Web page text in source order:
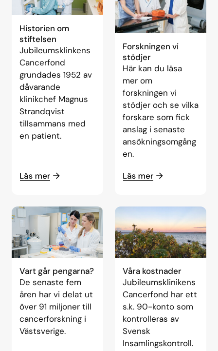
Historien om
stiftelsen
Jubileumsklinkens
Cancerfond
grundades 1952 av
dåvarande
klinikchef Magnus
Strandqvist
tillsammans med
en patient.
Forskningen vi
stödjer
Här kan du läsa
mer om
forskningen vi
stödjer och se vilka
forskare som fick
anslag i senaste
ansökningsomgång
en.
Vart går pengarna?
De senaste fem
åren har vi delat ut
över 91 miljoner till
cancerforskning i
Västsverige.
Våra kostnader
Jubileumsklinikens
Cancerfond har ett
s.k. 90-konto som
kontrolleras av
Svensk
Insamlingskontroll.